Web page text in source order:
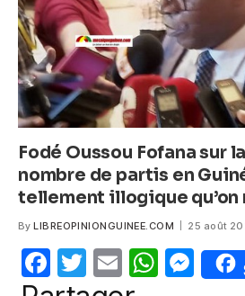
k
Fodé Oussou Fofana sur
nombre de partis en
tellement illogique qu’on
By LIBREOPINIONGUINEE.COM 25 août
F
T
E
W M